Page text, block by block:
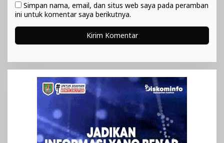
Simpan nama, email, dan situs web saya pada peramban
ini untuk komentar saya berikutnya.